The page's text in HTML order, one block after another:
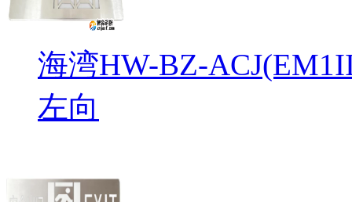
海湾HW-BZ-
左向